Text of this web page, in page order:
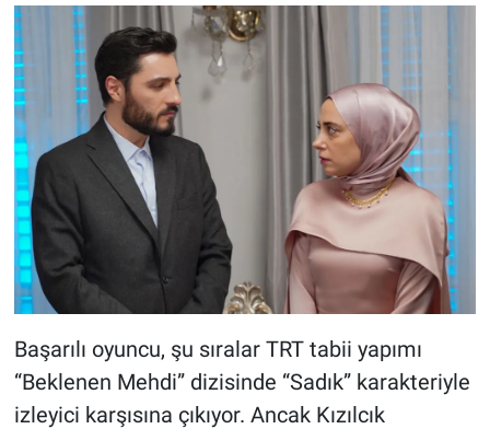
Başarılı oyuncu, şu sıralar TRT tabii yapımı
“Beklenen Mehdi” dizisinde “Sadık” karakteriyle
izleyici karşısına çıkıyor. Ancak Kızılcık